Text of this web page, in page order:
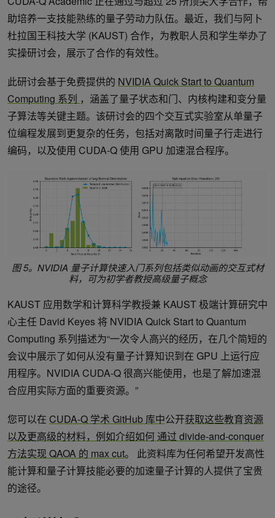
助培养一支技能熟练的量子劳动力队伍。最近，我们与阿卜
杜拉国王科技大学 (KAUST) 合作，为教职人员和学生举办了
实操研讨会，展示了合作的有效性。
此研讨会基于免费提供的 NVIDIA Quick Start to Quantum
Computing 系列 ，涵盖了量子状态和门、内核构建和变分量
子算法等关键主题。该研讨会的四个交互式实验室从单量子
位编程发展到更复杂的任务，包括对离散时间量子行走进行
编码，以及使用 CUDA-Q 使用 GPU 加速混合程序。
图 5。NVIDIA 量子计算快速入门系列包括类似动画的交互式材
料，可为初学者教授高级量子概念
KAUST 应用数学和计算科学教授兼 KAUST 极端计算研究中
心主任 David Keyes 将 NVIDIA Quick Start to Quantum
Computing 系列描述为“一次令人高兴的经历，在几个简短的
会议中展示了如何从没有量子计算知识到在 GPU 上运行应
用程序。NVIDIA CUDA-Q 很高兴能使用，也是了解加速混
合应用实际方面的重要资源。”
您可以在 CUDA-Q 学术 GitHub 库中公开获取这些教育资源
以及更高级的材料，例如介绍如何通过 divide-and-conquer
方法实现 QAOA 的 max cut。 此资料库为任何希望开发高性
能计算和量子计算技能必要的加速量子计算的人提供了宝贵
的途径。